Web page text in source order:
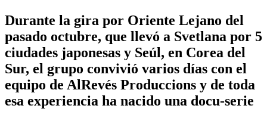
Durante la gira por Oriente Lejano del
pasado octubre, que llevó a Svetlana por 5
ciudades japonesas y Seúl, en Corea del
Sur, el grupo convivió varios días con el
equipo de AlRevés Produccions y de toda
esa experiencia ha nacido una docu-serie